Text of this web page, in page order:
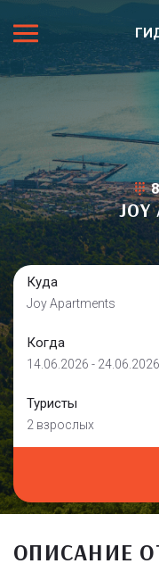
JOY
Куда
Joy Apartments
Когда
14.06.2026 - 24.06.2026
Туристы
2 взрослых
ОПИСАНИЕ